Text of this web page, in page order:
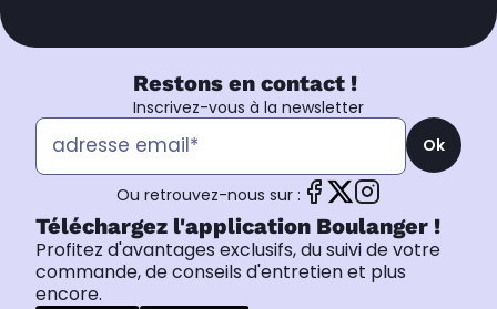
Restons en contact !
Inscrivez-vous à la newsletter
Ok
Ou retrouvez-nous sur :
Téléchargez l'application Boulanger !
Profitez d'avantages exclusifs, du suivi de votre
commande, de conseils d'entretien et plus
encore.